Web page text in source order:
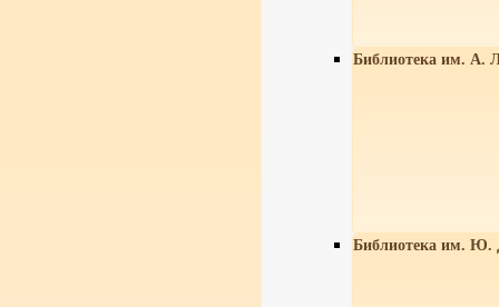
Библиотека им. А.
Библиотека им. Ю.